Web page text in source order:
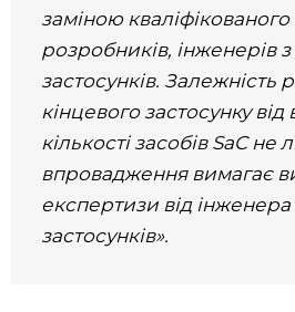
заміною
розробників, інженерів
застосунків. Залежність
кінцевого застосунку від
кількості засобів SaC не
впровадження вимагає
експертизи від
застосунків».